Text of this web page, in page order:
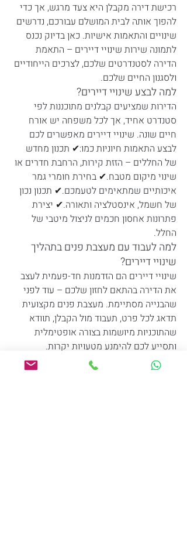
רכישת דירה מקבלן היא צעד מרגש, אך כדי
להפוך אותה לבית המושלם עבורכם, נדרשים
שינויים והתאמות אישיות. כאן בדיוק נכנס
לתמונה שירות שינויי דיירים – התאמת
הדירה לסטנדרטים שלכם, לצרכים הייחודיים
ולסגנון החיים שלכם.
למה לבצע שינויי דיירים?
הדירות שמציעים קבלנים מתוכננות לפי
סטנדרט אחיד, אך לכל משפחה יש אורח
חיים שונה. שינויי דיירים מאפשרים לכם
לבצע התאמות חיוניות כמו:✔ תכנון מחדש
של החללים – הזזת קירות, הרחבת חדרים או
שינוי מיקום מטבח.✔ בחירת חומרי גמר
איכותיים שמתאימים לטעמכם.✔ תכנון נכון
של חשמל, אינסטלציה ותאורה.✔ יצירת
פתרונות אחסון חכמים לניצול מיטבי של
החלל.
למה לעבוד עם מעצבת פנים בתהליך
שינויי דיירים?
שינויי דיירים הם הזדמנות חד-פעמית לעצב
את הדירה בהתאם לחזון שלכם – עוד לפני
שהבנייה מסתיימת. מעצבת פנים מקצועית
תדאג לכל פרט, תעבוד מול הקבלן, תוודא
שהתוכניות מיושמות בצורה אופטימלית
ותסייע לכם להימנע מטעויות יקרות.
אם אתם עומדים להיכנס לדירת קבלן ורוצים
לוודא שהיא תהיה מעוצבת, פרקטית